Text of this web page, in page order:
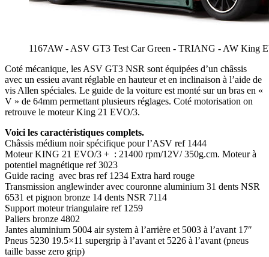
1167AW - ASV GT3 Test Car Green - TRIANG - AW King
Coté mécanique, les ASV GT3 NSR sont équipées d’un châssis
avec un essieu avant réglable en hauteur et en inclinaison à l’aide de
vis Allen spéciales. Le guide de la voiture est monté sur un bras en «
V » de 64mm permettant plusieurs réglages. Coté motorisation on
retrouve le moteur King 21 EVO/3.
Voici les caractéristiques complets.
Châssis médium noir spécifique pour l’ASV ref 1444
Moteur KING 21 EVO/3 + : 21400 rpm/12V/ 350g.cm. Moteur à
potentiel magnétique ref 3023
Guide racing avec bras ref 1234 Extra hard rouge
Transmission anglewinder avec couronne aluminium 31 dents NSR
6531 et pignon bronze 14 dents NSR 7114
Support moteur triangulaire ref 1259
Paliers bronze 4802
Jantes aluminium 5004 air system à l’arrière et 5003 à l’avant 17″
Pneus 5230 19.5×11 supergrip à l’avant et 5226 à l’avant (pneus
taille basse zero grip)